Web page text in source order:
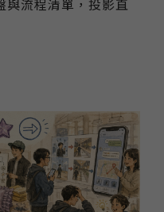
與流程清單，投影直